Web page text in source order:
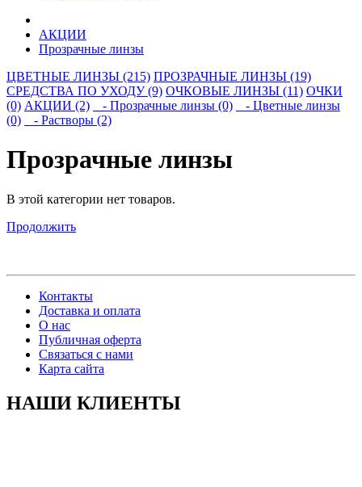
АКЦИИ
Прозрачные линзы
ЦВЕТНЫЕ ЛИНЗЫ (215) ПРОЗРАЧНЫЕ ЛИНЗЫ (19)
СРЕДСТВА ПО УХОДУ (9) ОЧКОВЫЕ ЛИНЗЫ (11) ОЧКИ
(0) АКЦИИ (2) - Прозрачные линзы (0)
- Цветные линзы
(0)
- Растворы (2)
Прозрачные линзы
В этой категории нет товаров.
Продолжить
Контакты
Доставка и оплата
О нас
Публичная оферта
Связаться с нами
Карта сайта
НАШИ КЛИЕНТЫ